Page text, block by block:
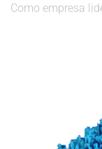
Como empresa